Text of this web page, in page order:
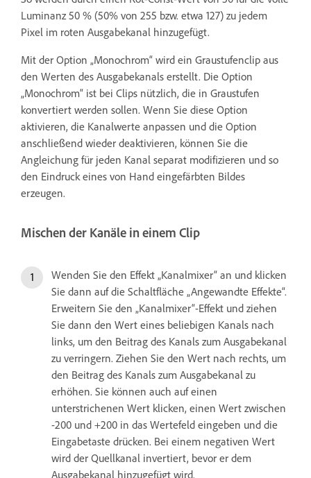
Luminanz 50 % (50% von 255 bzw. etwa 127) zu jedem
Pixel im roten Ausgabekanal hinzugefügt.
Mit der Option „Monochrom“ wird ein Graustufenclip aus
den Werten des Ausgabekanals erstellt. Die Option
„Monochrom“ ist bei Clips nützlich, die in Graustufen
konvertiert werden sollen. Wenn Sie diese Option
aktivieren, die Kanalwerte anpassen und die Option
anschließend wieder deaktivieren, können Sie die
Angleichung für jeden Kanal separat modifizieren und so
den Eindruck eines von Hand eingefärbten Bildes
erzeugen.
Mischen der Kanäle in einem Clip
Wenden Sie den Effekt „Kanalmixer“ an und klicken
Sie dann auf die Schaltfläche „Angewandte Effekte“.
Erweitern Sie den „Kanalmixer“-Effekt und ziehen
Sie dann den Wert eines beliebigen Kanals nach
links, um den Beitrag des Kanals zum Ausgabekanal
zu verringern. Ziehen Sie den Wert nach rechts, um
den Beitrag des Kanals zum Ausgabekanal zu
erhöhen. Sie können auch auf einen
unterstrichenen Wert klicken, einen Wert zwischen
-200 und +200 in das Wertefeld eingeben und die
Eingabetaste drücken. Bei einem negativen Wert
wird der Quellkanal invertiert, bevor er dem
Ausgabekanal hinzugefügt wird.